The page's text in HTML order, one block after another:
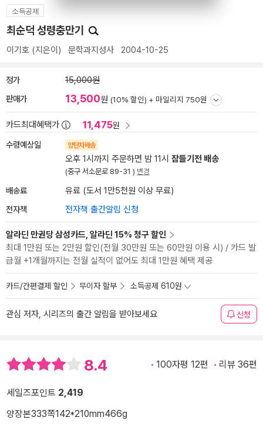
소득공제
최순덕 성령충만기
이기호 (지은이) 문학과지성사 2004-10-25
정가 15,000원
판매가 13,500원 (10% 할인) + 마일리지 750원
카드최대혜택가 11,475원
수령예상일 양탄자배송
오후 1시까지 주문하면 밤 11시 잠들기전 배송
(중구 서소문로 89-31 ) 변경
배송료 유료 (도서 1만5천원 이상 무료)
전자책 전자책 출간알림 신청
알라딘 만권당 삼성카드, 알라딘 15% 청구 할인
최대 1만원 또는 2만원 할인(전월 30만원 또는 60만원 이용 시) / 카드 발
급월 +1개월까지는 전월 실적이 없어도 최대 1만원 혜택 제공
카드/간편결제 할인 무이자 할부 소득공제 610원
관심 저자, 시리즈의 출간 알림을 받아보세요 신청
8.4 100자평 12편 리뷰 36편
세일즈포인트 2,419
양장본333쪽142*210mm466g